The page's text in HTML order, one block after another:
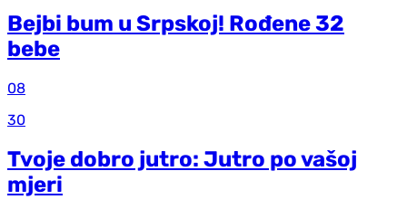
Bejbi bum u Srpskoj! Rođene 32
bebe
08
30
Tvoje dobro jutro: Jutro po vašoj
mjeri